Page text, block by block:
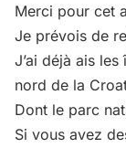
Merci pour cet
Je prévois de
J’ai déjà ais
nord de la
Dont le parc
Si vous avez